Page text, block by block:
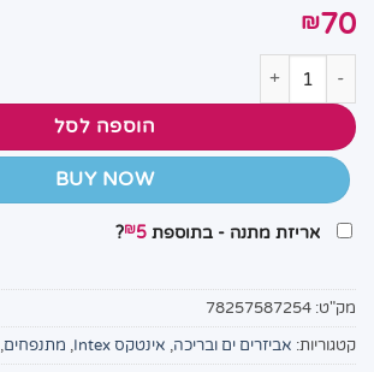
₪70
כמות של אינטקס מזרון ים מעורב צבעים וכרית 58725EP
הוספה לסל
BUY NOW
אריזת מתנה - בתוספת ₪5
?
מק"ט: 78257587254
קטגוריות: אביזרים ים ובריכה, אינטקס Intex , מתנפחים,